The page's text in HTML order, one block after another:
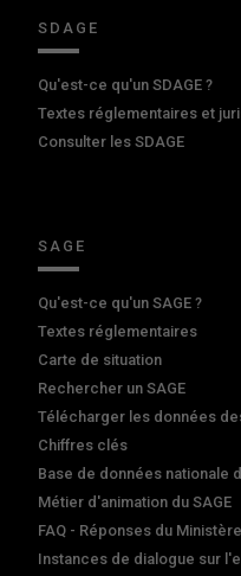
SDAGE
Qu'est-ce qu'un SDAGE ?
Textes réglementaires et
Consulter les SDAGE
SAGE
Qu'est-ce qu'un SAGE ?
Textes réglementaires
Carte de situation
Rechercher un SAGE
Télécharger les données
Chiffres clés
Base de données nationale
Métier d'animation du SAGE
FAQ - Réponses du Ministère
Instances de dialogue sur